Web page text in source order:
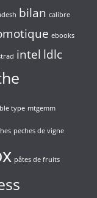
bilan calibre
ebooks
intel ldlc
type mtgemm
peches de vigne
pâtes de fruits